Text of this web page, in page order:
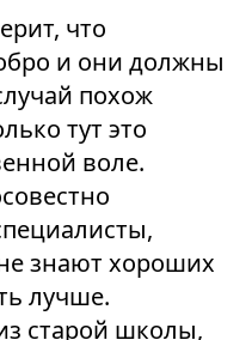
что
и они должны
похож
тут это
воле.
знают хороших
лучше.
старой школы,